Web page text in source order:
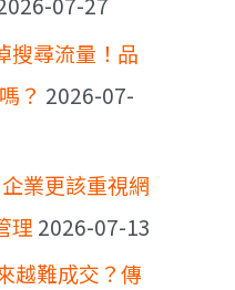
搜尋流量！品
？ 2026-07-
業更該重視網
理 2026-07-13
越難成交？傳